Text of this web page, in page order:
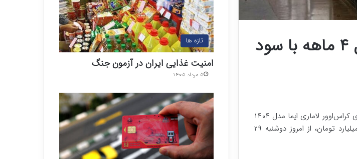
لاماری ایما روی میز فروش رفت | تحویل ۴ ماهه با سود
شرکت آرین پارس موتور در جدیدترین بخشنامه فروش خود، شرایط پیش‌فروش خودروی کراس‌اوور لاماری ایما مدل ۱۴۰۴
را اعلام کرد؛ طرحی که با موعد تحویل ۱۲۰ روز کاری و پیش‌پرداخت بیش از یک میلیارد تومان، از امروز دوشنبه ۲۹
تازه ها
امنیت غذایی ایران در آزمون جنگ
۵ مرداد ۱۴۰۵